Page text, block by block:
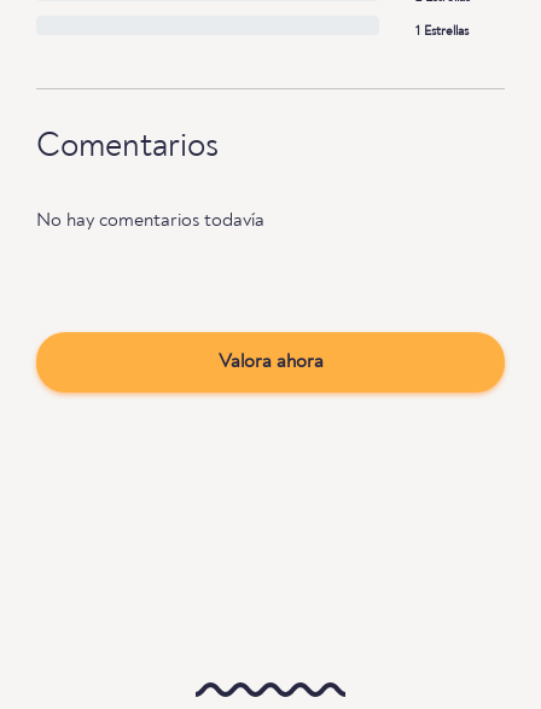
1 Estrellas
Comentarios
No hay comentarios todavía
Valora ahora